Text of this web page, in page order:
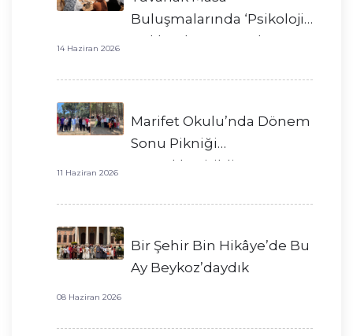
Buluşmalarında ‘Psikoloji’
Hakkında Konuştuk
14 Haziran 2026
Marifet Okulu’nda Dönem
Sonu Pikniği
Gerçekleştirildi!
11 Haziran 2026
Bir Şehir Bin Hikâye’de Bu
Ay Beykoz’daydık
08 Haziran 2026